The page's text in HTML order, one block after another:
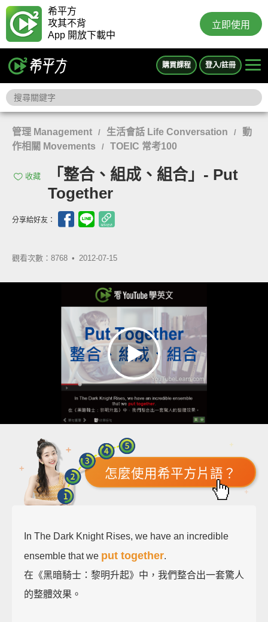
希平方
攻其不背
App 開放下載中
立即使用
購買課程 登入/註冊
管理 Management / 生活會話 Life Conversation /
動
作相關 Movements
/ TOEIC 常考100
收藏
「整合、組成、組合」- Put
Together
分享給好友：
觀看次數：8768 • 2012-07-15
怎麼使用希平方片語？
In The Dark Knight Rises, we have an incredible
ensemble that we put together.
在《黑暗騎士：黎明升起》中，我們整合出一套驚人
的整體效果。